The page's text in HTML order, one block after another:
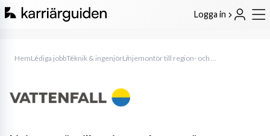
Logga in
HemLediga jobbTeknik & ingenjör Linjemontör till region- och stamnät